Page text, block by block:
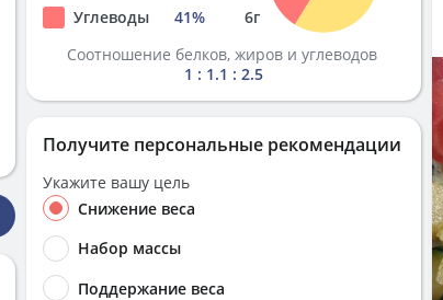
Углеводы
41% 6г
Соотношение белков, жиров и углеводов
1 : 1.1 : 2.5
Получите персональные рекомендации
Укажите вашу цель
Снижение веса
Набор массы
Поддержание веса